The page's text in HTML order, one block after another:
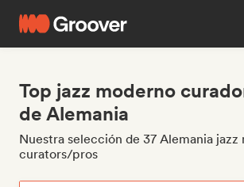
Top jazz moderno
de Alemania
Nuestra selección de 37 Alemania jazz
curators/pros